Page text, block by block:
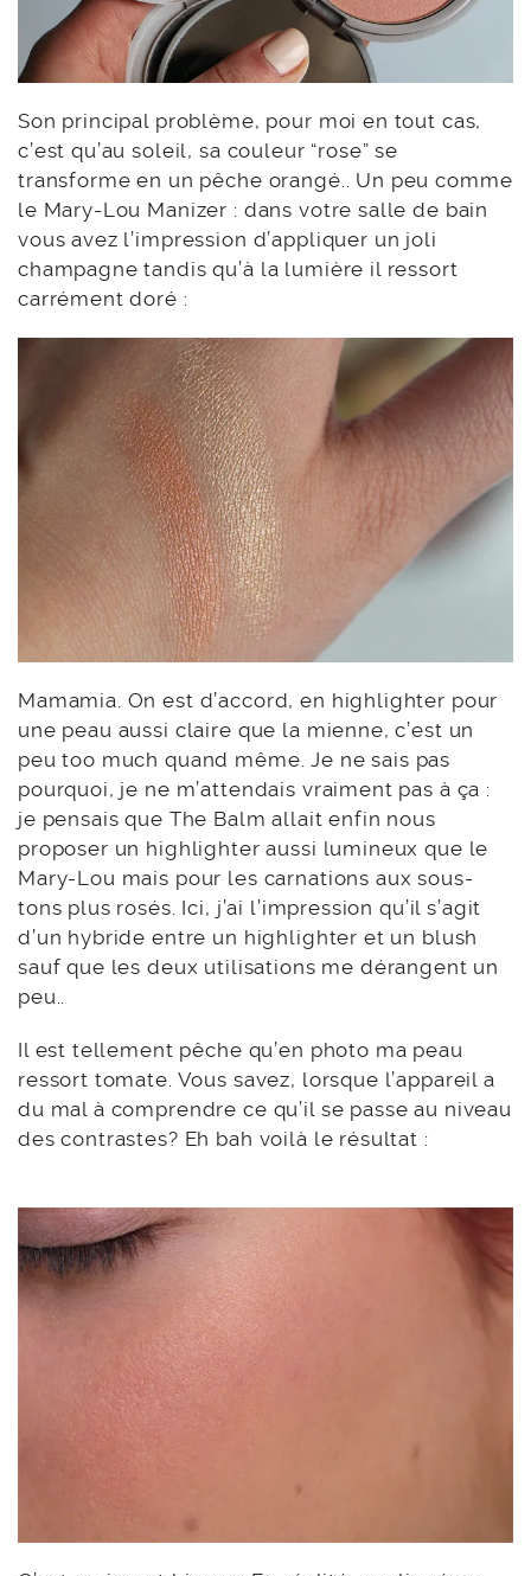
Son principal problème, pour moi en tout cas,
c’est qu’au soleil, sa couleur “rose” se
transforme en un pêche orangé.. Un peu comme
le Mary-Lou Manizer : dans votre salle de bain
vous avez l’impression d’appliquer un joli
champagne tandis qu’à la lumière il ressort
carrément doré :
Mamamia. On est d’accord, en highlighter pour
une peau aussi claire que la mienne, c’est un
peu too much quand même. Je ne sais pas
pourquoi, je ne m’attendais vraiment pas à ça :
je pensais que The Balm allait enfin nous
proposer un highlighter aussi lumineux que le
Mary-Lou mais pour les carnations aux sous-
tons plus rosés. Ici, j’ai l’impression qu’il s’agit
d’un hybride entre un highlighter et un blush
sauf que les deux utilisations me dérangent un
peu..
Il est tellement pêche qu’en photo ma peau
ressort tomate. Vous savez, lorsque l’appareil a
du mal à comprendre ce qu’il se passe au niveau
des contrastes? Eh bah voilà le résultat :